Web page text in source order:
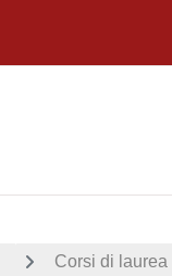
Corsi di